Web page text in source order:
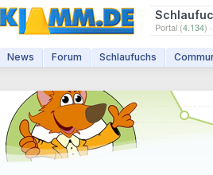
Portal (4.134)
News Forum Schlaufuchs